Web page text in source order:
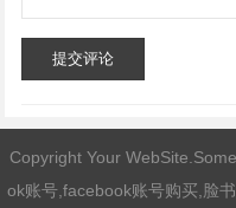
提交评论
Copyright Your
ok账号,facebook账号购买,脸